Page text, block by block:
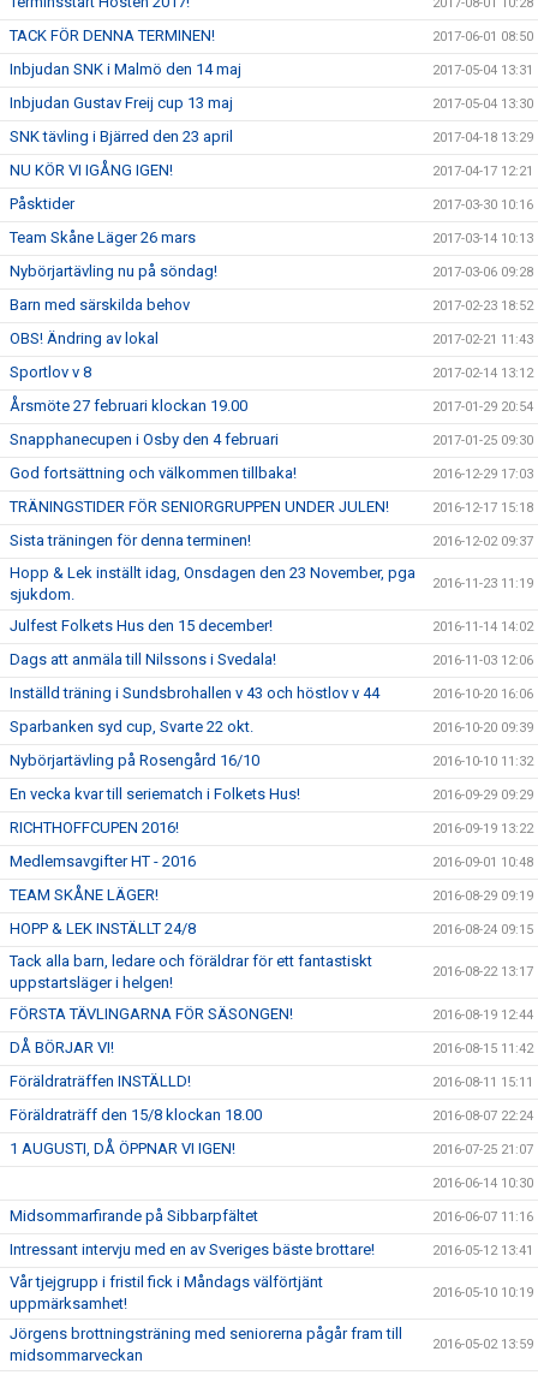
TACK FÖR DENNA TERMINEN! 2017-06-01 08:50
Inbjudan SNK i Malmö den 14 maj 2017-05-04 13:31
Inbjudan Gustav Freij cup 13 maj 2017-05-04 13:30
SNK tävling i Bjärred den 23 april 2017-04-18 13:29
NU KÖR VI IGÅNG IGEN! 2017-04-17 12:21
Påsktider 2017-03-30 10:16
Team Skåne Läger 26 mars 2017-03-14 10:13
Nybörjartävling nu på söndag! 2017-03-06 09:28
Barn med särskilda behov 2017-02-23 18:52
OBS! Ändring av lokal 2017-02-21 11:43
Sportlov v 8 2017-02-14 13:12
Årsmöte 27 februari klockan 19.00 2017-01-29 20:54
Snapphanecupen i Osby den 4 februari 2017-01-25 09:30
God fortsättning och välkommen tillbaka! 2016-12-29 17:03
TRÄNINGSTIDER FÖR SENIORGRUPPEN UNDER JULEN! 2016-12-17 15:18
Sista träningen för denna terminen! 2016-12-02 09:37
Hopp & Lek inställt idag, Onsdagen den 23 November, pga
sjukdom.
2016-11-23 11:19
Julfest Folkets Hus den 15 december! 2016-11-14 14:02
Dags att anmäla till Nilssons i Svedala! 2016-11-03 12:06
Inställd träning i Sundsbrohallen v 43 och höstlov v 44 2016-10-20 16:06
Sparbanken syd cup, Svarte 22 okt. 2016-10-20 09:39
Nybörjartävling på Rosengård 16/10 2016-10-10 11:32
En vecka kvar till seriematch i Folkets Hus! 2016-09-29 09:29
RICHTHOFFCUPEN 2016! 2016-09-19 13:22
Medlemsavgifter HT - 2016 2016-09-01 10:48
TEAM SKÅNE LÄGER! 2016-08-29 09:19
HOPP & LEK INSTÄLLT 24/8 2016-08-24 09:15
Tack alla barn, ledare och föräldrar för ett fantastiskt
uppstartsläger i helgen!
2016-08-22 13:17
FÖRSTA TÄVLINGARNA FÖR SÄSONGEN! 2016-08-19 12:44
DÅ BÖRJAR VI! 2016-08-15 11:42
Föräldraträffen INSTÄLLD! 2016-08-11 15:11
Föräldraträff den 15/8 klockan 18.00 2016-08-07 22:24
1 AUGUSTI, DÅ ÖPPNAR VI IGEN! 2016-07-25 21:07
2016-06-14 10:30
Midsommarfirande på Sibbarpfältet 2016-06-07 11:16
Intressant intervju med en av Sveriges bäste brottare! 2016-05-12 13:41
Vår tjejgrupp i fristil fick i Måndags välförtjänt
uppmärksamhet!
2016-05-10 10:19
Jörgens brottningsträning med seniorerna pågår fram till
midsommarveckan
2016-05-02 13:59